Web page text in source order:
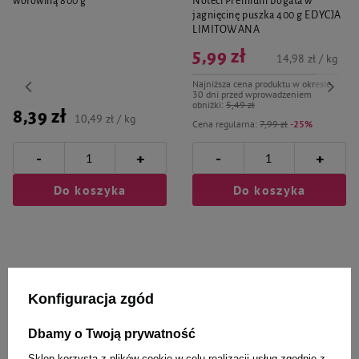
8,39 zł 10,49 zł / kg
- +
Do koszyka
jagnięcinę puszka 400 g EDYCJA
LIMITOWANA
Cena regularna: 7,99 zł -25%
5,99 zł
Najniższa cena produktu w okresie
30 dni przed wprowadzeniem
obniżki: 5,49 zł
14,98 zł / kg
- +
Do koszyka
Ciebie i Twojego czworonoga
Konfiguracja zgód
Dbamy o Twoją prywatność